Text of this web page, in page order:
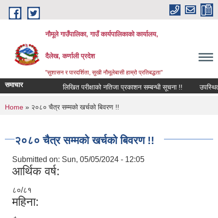
Skip to main content
नौमूले गाउँपालिका, गाउँ कार्यपालिकाको कार्यालय,
दैलेख, कर्णाली प्रदेश
"सुशासन र पारदर्शिता, सुखी नौमूलेबासी हाम्रो प्रतिबद्धता"
समाचार लिखित परीक्षाको नतिजा प्रकाशन सम्बन्धी सूचना !! उपस्थित भई
You are here
Home » २०८० चैत्र सम्मको खर्चको बिवरण !!
२०८० चैत्र सम्मको खर्चको बिवरण !!
Submitted on: Sun, 05/05/2024 - 12:05
आर्थिक वर्ष:
८०/८१
महिना: